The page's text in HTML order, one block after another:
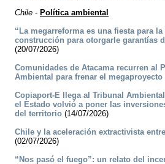
Chile - Política ambiental
“La megarreforma es una fiesta para
construcción para otorgarle garantías
(20/07/2026)
Comunidades de Atacama recurren al
Ambiental para frenar el megaproyecto
Copiaport-E llega al Tribunal
el Estado volvió a poner las
del territorio (14/07/2026)
Chile y la aceleración extractivista
(02/07/2026)
“Nos pasó el fuego”: un relato del